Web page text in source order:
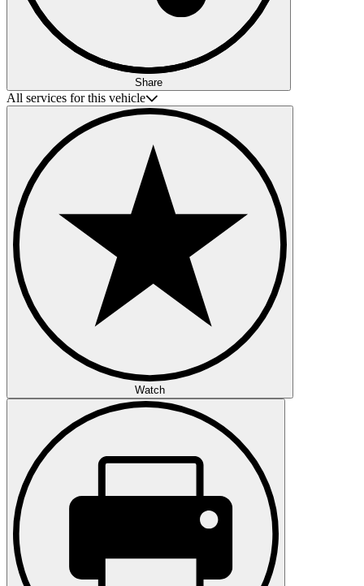
Share
All services for this vehicle
Watch